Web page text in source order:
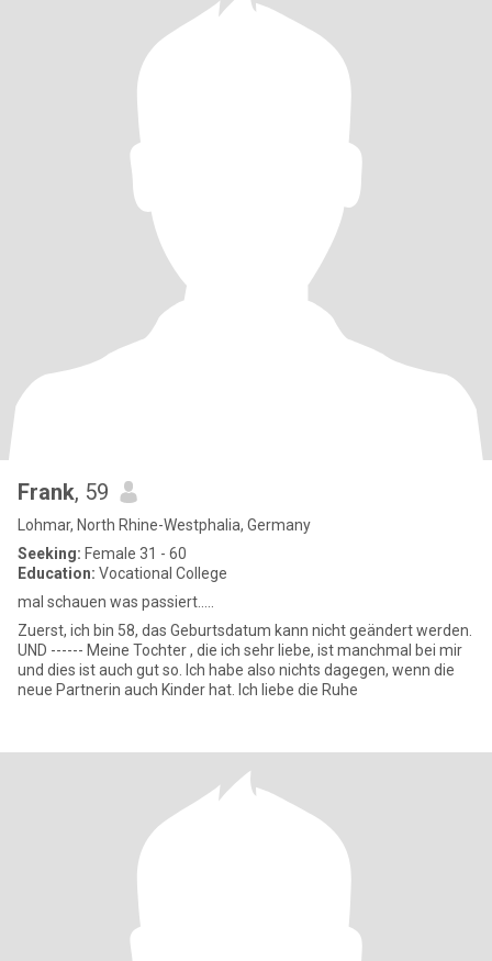
Frank, 59
Lohmar, North Rhine-Westphalia, Germany
Seeking: Female 31 - 60
Education: Vocational College
mal schauen was passiert.....
Zuerst, ich bin 58, das Geburtsdatum kann nicht geändert werden.
UND ------ Meine Tochter , die ich sehr liebe, ist manchmal bei mir
und dies ist auch gut so. Ich habe also nichts dagegen, wenn die
neue Partnerin auch Kinder hat. Ich liebe die Ruhe